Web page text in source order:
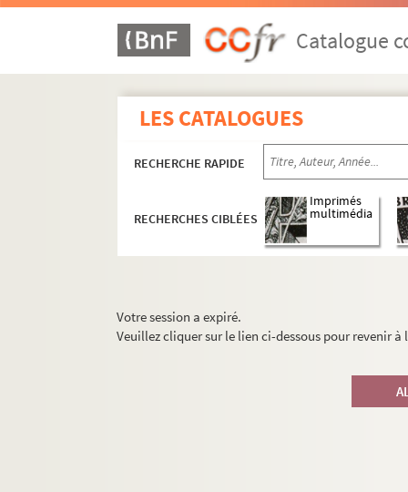
Catalogue
LES CATALOGUES
RECHERCHE RAPIDE
RECHERCHES CIBLÉES
Imprimés
multimédia
Votre session a expiré.
Veuillez cliquer sur le lien ci-dessous pour revenir